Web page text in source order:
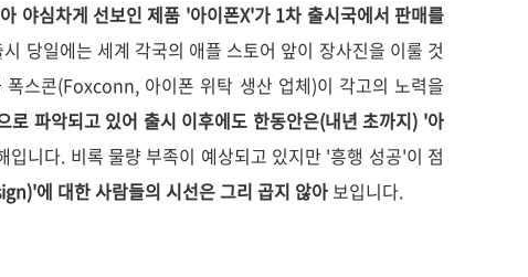
야심차게 선보인 제품 '아이폰X'가 1차 출시국에서 판매를
당일에는 세계 각국의 애플 스토어 앞이 장사진을 이룰 것
스콘(Foxconn, 아이폰 위탁 생산 업체)이 각고의 노력을
로 파악되고 있어 출시 이후에도 한동안은(내년 초까지) '아
입니다. 비록 물량 부족이 예상되고 있지만 '흥행 성공'이 점
에 대한 사람들의 시선은 그리 곱지 않아보입니다.